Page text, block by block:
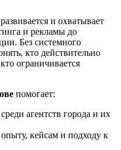
и охватывает
и рекламы до
Без системного
кто действительно
ограничивается
помогает:
среди агентств города и их
кейсам и подходу к